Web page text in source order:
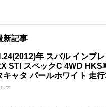
新記事
年 スバル インプ
STI スペックC 4WD HKS
キャタ パールホワイト 走
マ